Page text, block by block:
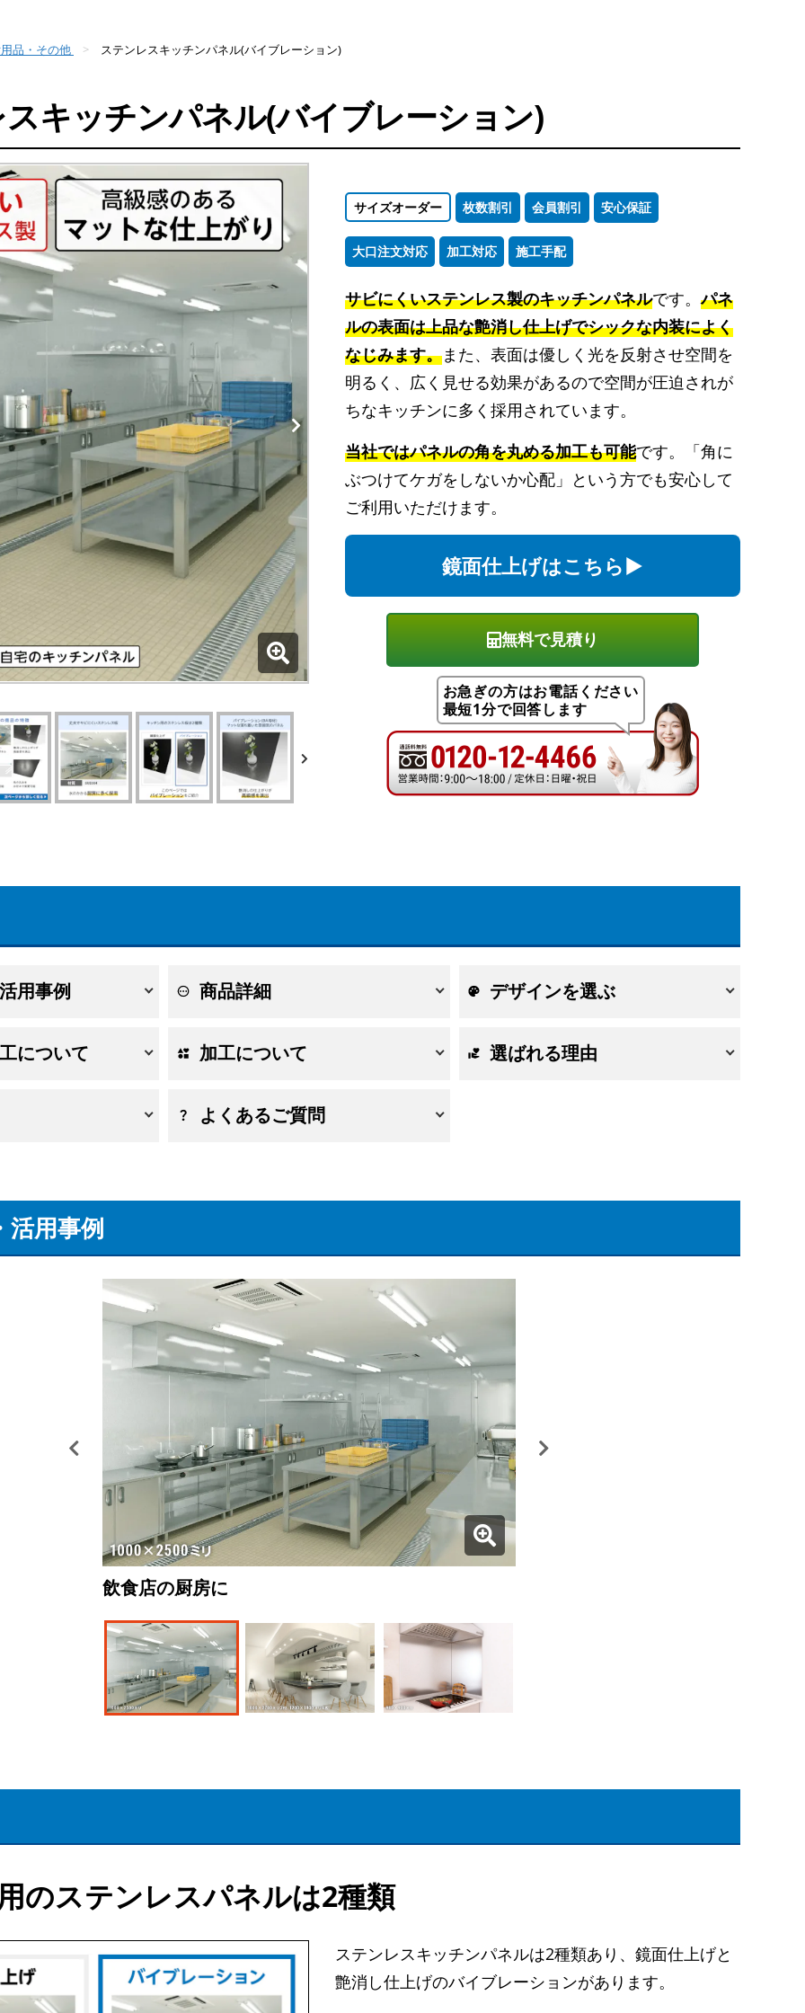
品・その他 ステンレスキッチンパネル(バイブレーション)
キッチンパネル(バイブレーション)
サイズオーダー 枚数割引 会員割引 安心保証
大口注文対応 加工対応 施工手配
サビにくいステンレス製のキッチンパネルです。パネ
ルの表面は上品な艶消し仕上げでシックな内装によく
なじみます。また、表面は優しく光を反射させ空間を
明るく、広く見せる効果があるので空間が圧迫されが
ちなキッチンに多く採用されています。
当社ではパネルの角を丸める加工も可能です。「角に
ぶつけてケガをしないか心配」という方でも安心して
ご利用いただけます。
鏡面仕上げはこちら▶
無料で見積り
お急ぎの方はお電話ください
最短1分で回答します
用事例 商品詳細 デザインを選ぶ
について 加工について 選ばれる理由
よくあるご質問
活用事例
飲食店の厨房に
飲食店のキッチンパネルに
ご自宅のキッチンパネルに
のステンレスパネルは2種類
ステンレスキッチンパネルは2種類あり、鏡面仕上げと
艶消し仕上げのバイブレーションがあります。